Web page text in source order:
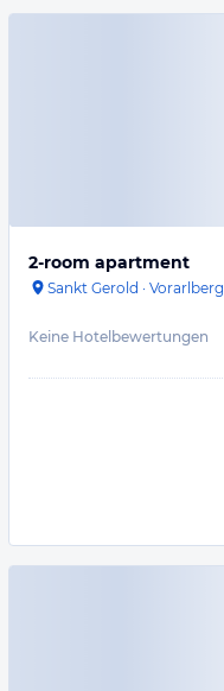
2-room apartment
Sankt Gerold · Vorarlberg
Keine Hotelbewertungen